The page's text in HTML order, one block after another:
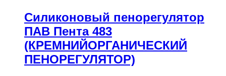
Силиконовый пенорегулятор
ПАВ Пента 483
(КРЕМНИЙОРГАНИЧЕСКИЙ
ПЕНОРЕГУЛЯТОР)